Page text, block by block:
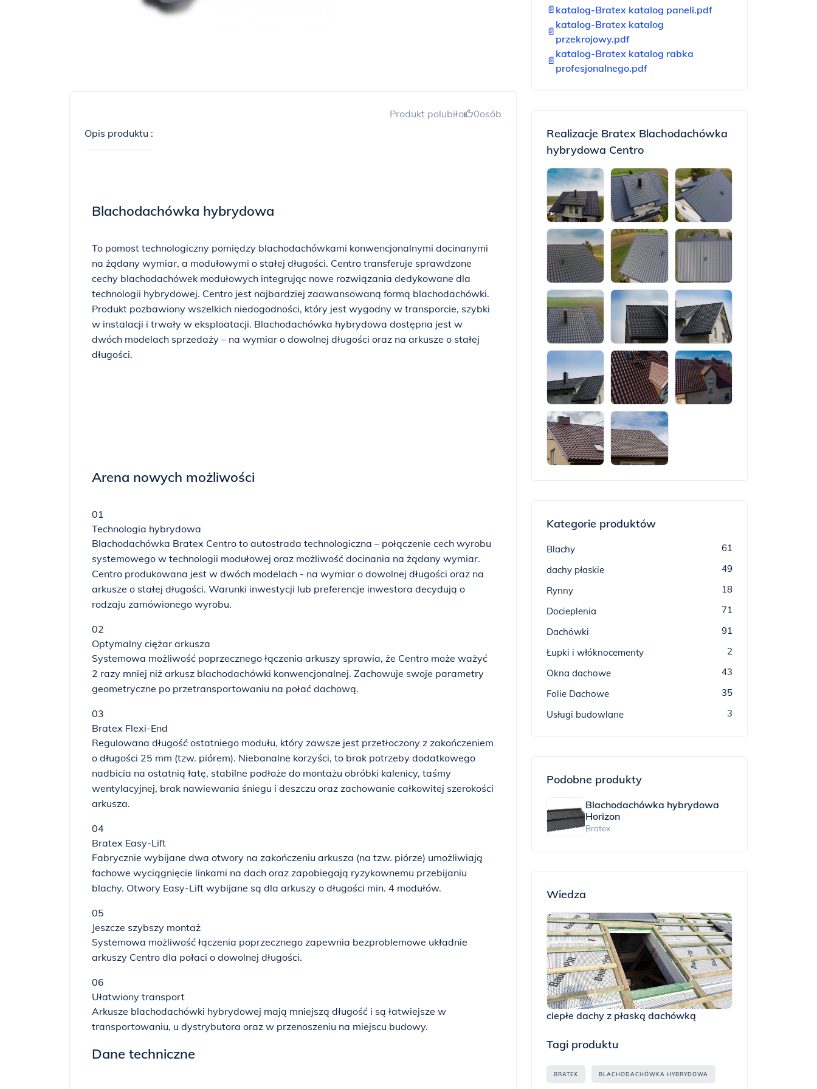
Produkt polubiło 0osób
Opis produktu :
Blachodachówka hybrydowa
To pomost technologiczny pomiędzy blachodachówkami konwencjonalnymi docinanymi
na żądany wymiar, a modułowymi o stałej długości. Centro transferuje sprawdzone
cechy blachodachówek modułowych integrując nowe rozwiązania dedykowane dla
technologii hybrydowej. Centro jest najbardziej zaawansowaną formą blachodachówki.
Produkt pozbawiony wszelkich niedogodności, który jest wygodny w transporcie, szybki
w instalacji i trwały w eksploatacji. Blachodachówka hybrydowa dostępna jest w
dwóch modelach sprzedaży – na wymiar o dowolnej długości oraz na arkusze o stałej
długości.
Arena nowych możliwości
01
Technologia hybrydowa
Blachodachówka Bratex Centro to autostrada technologiczna – połączenie cech wyrobu
systemowego w technologii modułowej oraz możliwość docinania na żądany wymiar.
Centro produkowana jest w dwóch modelach - na wymiar o dowolnej długości oraz na
arkusze o stałej długości. Warunki inwestycji lub preferencje inwestora decydują o
rodzaju zamówionego wyrobu.
02
Optymalny ciężar arkusza
Systemowa możliwość poprzecznego łączenia arkuszy sprawia, że Centro może ważyć
2 razy mniej niż arkusz blachodachówki konwencjonalnej. Zachowuje swoje parametry
geometryczne po przetransportowaniu na połać dachową.
03
Bratex Flexi-End
Regulowana długość ostatniego modułu, który zawsze jest przetłoczony z zakończeniem
o długości 25 mm (tzw. piórem). Niebanalne korzyści, to brak potrzeby dodatkowego
nadbicia na ostatnią łatę, stabilne podłoże do montażu obróbki kalenicy, taśmy
wentylacyjnej, brak nawiewania śniegu i deszczu oraz zachowanie całkowitej szerokości
arkusza.
04
Bratex Easy-Lift
Fabrycznie wybijane dwa otwory na zakończeniu arkusza (na tzw. piórze) umożliwiają
fachowe wyciągnięcie linkami na dach oraz zapobiegają ryzykownemu przebijaniu
blachy. Otwory Easy-Lift wybijane są dla arkuszy o długości min. 4 modułów.
05
Jeszcze szybszy montaż
Systemowa możliwość łączenia poprzecznego zapewnia bezproblemowe układnie
arkuszy Centro dla połaci o dowolnej długości.
06
Ułatwiony transport
Arkusze blachodachówki hybrydowej mają mniejszą długość i są łatwiejsze w
transportowaniu, u dystrybutora oraz w przenoszeniu na miejscu budowy.
Dane techniczne
📄 katalog-Bratex katalog paneli.pdf
📄
katalog-Bratex katalog
przekrojowy.pdf
📄
katalog-Bratex katalog rabka
profesjonalnego.pdf
Realizacje Bratex Blachodachówka
hybrydowa Centro
Kategorie produktów
Blachy
61
dachy płaskie
49
Rynny
18
Docieplenia
71
Dachówki
91
Łupki i włóknocementy
2
Okna dachowe
43
Folie Dachowe
35
Usługi budowlane
3
Podobne produkty
Blachodachówka hybrydowa
Horizon
Bratex
Wiedza
ciepłe dachy z płaską dachówką
Tagi produktu
BRATEX BLACHODACHÓWKA HYBRYDOWA